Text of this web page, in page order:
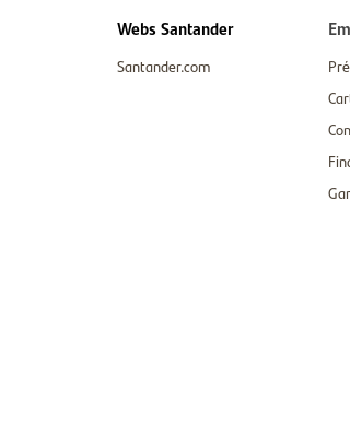
Webs Santander
Santander.com